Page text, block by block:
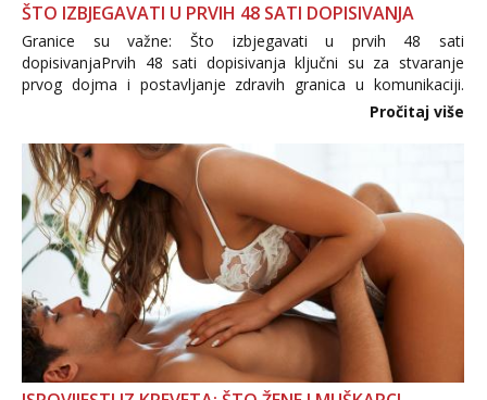
ŠTO IZBJEGAVATI U PRVIH 48 SATI DOPISIVANJA
Granice su važne: Što izbjegavati u prvih 48 sati
dopisivanjaPrvih 48 sati dopisivanja ključni su za stvaranje
prvog dojma i postavljanje zdravih granica u komunikaciji.
Važno je izbjeći prebrzo otkrivanje osobnih ili intimnih
informacija, jer nepoznata osoba još nije zaslužila to
povjerenje. Takođe...
Pročitaj više